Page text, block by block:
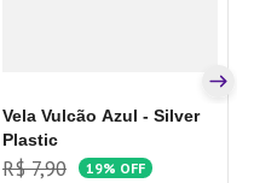
Vela Vulcão Azul - Silver
Plastic
R$ 7,90 19% OFF